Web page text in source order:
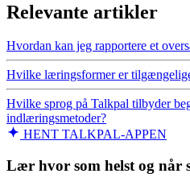
Relevante artikler
Hvordan kan jeg rapportere et
Hvilke læringsformer er
Hvilke sprog på Talkpal tilbyder
indlæringsmetoder?
HENT TALKPAL-APPEN
Lær hvor som helst og når